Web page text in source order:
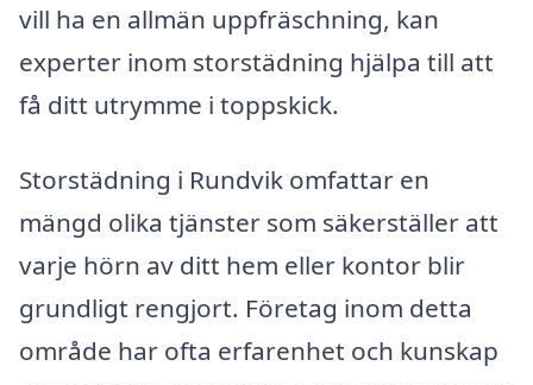
vill ha en allmän uppfräschning, kan
experter inom storstädning hjälpa till att
få ditt utrymme i toppskick.
Storstädning i Rundvik omfattar en
mängd olika tjänster som säkerställer att
varje hörn av ditt hem eller kontor blir
grundligt rengjort. Företag inom detta
område har ofta erfarenhet och kunskap